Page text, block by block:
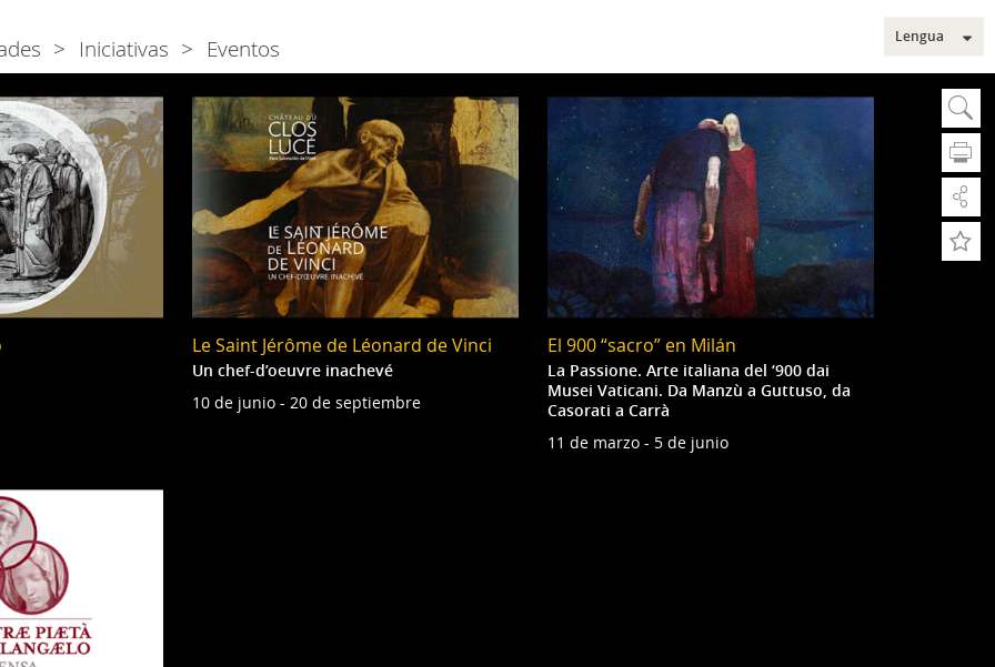
Le Saint Jérôme de Léonard de Vinci
Un chef-d’oeuvre inachevé
10 de junio - 20 de septiembre
El 900 “sacro” en Milán
La Passione. Arte italiana del ‘900 dai
Musei Vaticani. Da Manzù a Guttuso, da
Casorati a Carrà
11 de marzo - 5 de junio
Iniciativas Eventos Lengua